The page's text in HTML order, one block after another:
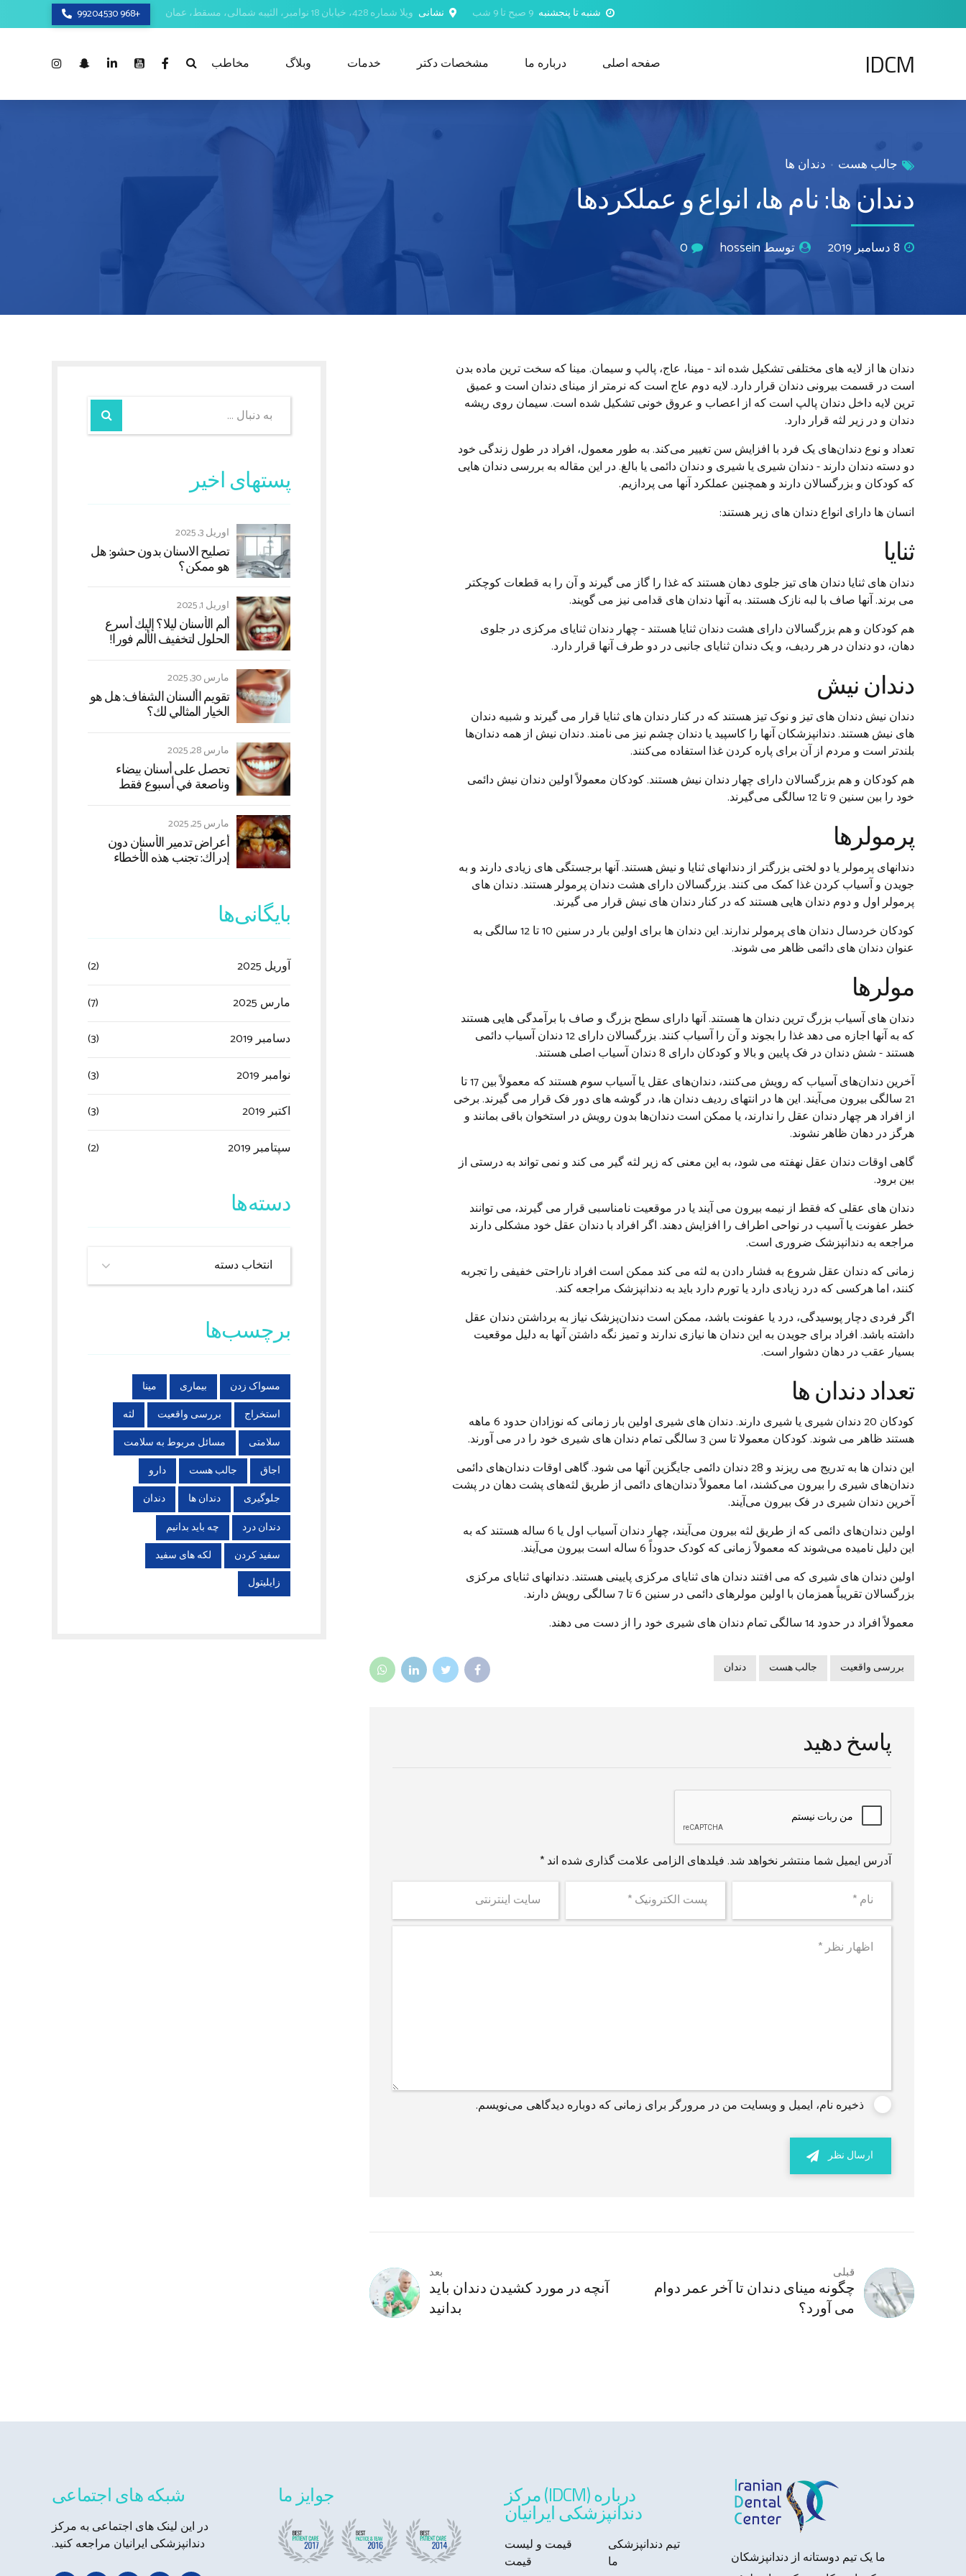
شنبه تا پنجشنبه 9 صبح تا 9 شب نشانی ویلا شماره 428، خیابان 18 نوامبر، الثیبه شمالی، مسقط، عمان +968 99204530
IDCM صفحه اصلی درباره ما مشخصات دکتر خدمات وبلاگ مخاطب
جالب هست دندان ها
دندان ها: نام ها، انواع و عملکردها
8 دسامبر 2019 توسط hossein 0
دندان ها از لایه های مختلفی تشکیل شده اند - مینا، عاج، پالپ و سیمان. مینا که سخت ترین ماده بدن
است در قسمت بیرونی دندان قرار دارد. لایه دوم عاج است که نرمتر از مینای دندان است و عمیق
ترین لایه داخل دندان پالپ است که از اعصاب و عروق خونی تشکیل شده است. سیمان روی ریشه
دندان و در زیر لثه قرار دارد.
تعداد و نوع دندان‌های یک فرد با افزایش سن تغییر می‌کند. به طور معمول، افراد در طول زندگی خود
دو دسته دندان دارند - دندان شیری یا شیری و دندان دائمی یا بالغ. در این مقاله به بررسی دندان هایی
که کودکان و بزرگسالان دارند و همچنین عملکرد آنها می پردازیم.
انسان ها دارای انواع دندان های زیر هستند:
ثنایا
دندان های ثنایا دندان های تیز جلوی دهان هستند که غذا را گاز می گیرند و آن را به قطعات کوچکتر
می برند. آنها صاف با لبه نازک هستند. به آنها دندان های قدامی نیز می گویند.
هم کودکان و هم بزرگسالان دارای هشت دندان ثنایا هستند - چهار دندان ثنایای مرکزی در جلوی
دهان، دو دندان در هر ردیف، و یک دندان ثنایای جانبی در دو طرف آنها قرار دارد.
دندان نیش
دندان نیش دندان های تیز و نوک تیز هستند که در کنار دندان های ثنایا قرار می گیرند و شبیه دندان
های نیش هستند. دندانپزشکان آنها را کاسپید یا دندان چشم نیز می نامند. دندان نیش از همه دندان‌ها
بلندتر است و مردم از آن برای پاره کردن غذا استفاده می‌کنند.
هم کودکان و هم بزرگسالان دارای چهار دندان نیش هستند. کودکان معمولاً اولین دندان نیش دائمی
خود را بین سنین 9 تا 12 سالگی می‌گیرند.
پرمولرها
دندانهای پرمولر یا دو لختی بزرگتر از دندانهای ثنایا و نیش هستند. آنها برجستگی های زیادی دارند و به
جویدن و آسیاب کردن غذا کمک می کنند. بزرگسالان دارای هشت دندان پرمولر هستند. دندان های
پرمولر اول و دوم دندان هایی هستند که در کنار دندان های نیش قرار می گیرند.
کودکان خردسال دندان های پرمولر ندارند. این دندان ها برای اولین بار در سنین 10 تا 12 سالگی به
عنوان دندان های دائمی ظاهر می شوند.
مولرها
دندان های آسیاب بزرگ ترین دندان ها هستند. آنها دارای سطح بزرگ و صاف با برآمدگی هایی هستند
که به آنها اجازه می دهد غذا را بجوند و آن را آسیاب کنند. بزرگسالان دارای 12 دندان آسیاب دائمی
هستند - شش دندان در فک پایین و بالا و کودکان دارای 8 دندان آسیاب اصلی هستند.
آخرین دندان‌های آسیاب که رویش می‌کنند، دندان‌های عقل یا آسیاب سوم هستند که معمولاً بین 17 تا
21 سالگی بیرون می‌آیند. این ها در انتهای ردیف دندان ها، در گوشه های دور فک قرار می گیرند. برخی
از افراد هر چهار دندان عقل را ندارند، یا ممکن است دندان‌ها بدون رویش در استخوان باقی بمانند و
هرگز در دهان ظاهر نشوند.
گاهی اوقات دندان عقل نهفته می شود، به این معنی که زیر لثه گیر می کند و نمی تواند به درستی از
بین برود.
دندان های عقلی که فقط از نیمه بیرون می آیند یا در موقعیت نامناسبی قرار می گیرند، می توانند
خطر عفونت یا آسیب در نواحی اطراف را افزایش دهند. اگر افراد با دندان عقل خود مشکلی دارند
مراجعه به دندانپزشک ضروری است.
زمانی که دندان عقل شروع به فشار دادن به لثه می کند ممکن است افراد ناراحتی خفیفی را تجربه
کنند، اما هرکسی که درد زیادی دارد یا تورم دارد باید به دندانپزشک مراجعه کند.
اگر فردی دچار پوسیدگی، درد یا عفونت باشد، ممکن است دندان‌پزشک نیاز به برداشتن دندان عقل
داشته باشد. افراد برای جویدن به این دندان ها نیازی ندارند و تمیز نگه داشتن آنها به دلیل موقعیت
بسیار عقب در دهان دشوار است.
تعداد دندان ها
کودکان 20 دندان شیری یا شیری دارند. دندان های شیری اولین بار زمانی که نوزادان حدود 6 ماهه
هستند ظاهر می شوند. کودکان معمولا تا سن 3 سالگی تمام دندان های شیری خود را در می آورند.
این دندان ها به تدریج می ریزند و 28 دندان دائمی جایگزین آنها می شود. گاهی اوقات دندان‌های دائمی
دندان‌های شیری را بیرون می‌کشند، اما معمولاً دندان‌های دائمی از طریق لثه‌های پشت دهان در پشت
آخرین دندان شیری در فک بیرون می‌آیند.
اولین دندان‌های دائمی که از طریق لثه بیرون می‌آیند، چهار دندان آسیاب اول یا 6 ساله هستند که به
این دلیل نامیده می‌شوند که معمولاً زمانی که کودک حدوداً 6 ساله است بیرون می‌آیند.
اولین دندان های شیری که می افتند دندان های ثنایای مرکزی پایینی هستند. دندانهای ثنایای مرکزی
بزرگسالان تقریباً همزمان با اولین مولرهای دائمی در سنین 6 تا 7 سالگی رویش دارند.
معمولاً افراد در حدود 14 سالگی تمام دندان های شیری خود را از دست می دهند.
بررسی واقعیت جالب هست دندان
پاسخ دهید
آدرس ایمیل شما منتشر نخواهد شد. فیلدهای الزامی علامت گذاری شده اند *
ذخیره نام، ایمیل و وبسایت من در مرورگر برای زمانی که دوباره دیدگاهی می‌نویسم.
ارسال نظر
قبلی
چگونه مینای دندان تا آخر عمر دوام
می آورد؟
بعد
آنچه در مورد کشیدن دندان باید
بدانید
پستهای اخیر
آوریل 3, 2025
تصلیح الاسنان بدون حشو: هل
هو ممکن؟
آوریل 1, 2025
ألم الأسنان لیلا؟ إليك أسرع
الحلول لتخفيف الألم فورا!
مارس 30, 2025
تقويم األسنان الشفاف: هل هو
الخيار المثالي لك؟
مارس 28, 2025
تحصل على أسنان بيضاء
وناصعة في أسبوع فقط
مارس 25, 2025
أعراض تدمير الأسنان دون
إدراك: تجنب هذه الأخطاء
بایگانی‌ها
آوریل 2025
(2)
مارس 2025
(7)
دسامبر 2019
(3)
نوامبر 2019
(3)
اکتبر 2019
(3)
سپتامبر 2019
(2)
دسته‌ها
انتخاب دسته
برچسب‌ها
مسواک زدن بیماری
مینا
استخراج
بررسی واقعیت
لثه
سلامتی
مسائل مربوط به سلامت
اجاق
جالب هست
دارو
جلوگیری
دندان ها
دندان
دندان درد
چه باید بدانیم
سفید کردن
لکه های سفید
زایلیتول
ما یک تیم دوستانه از دندانپزشکان
درباره (IDCM) مرکز
دندانپزشکی ایرانیان
تیم دندانپزشکی
ما
قیمت و لیست
قیمت
جوایز ما شبکه های اجتماعی
در این لینک های اجتماعی به مرکز
دندانپزشکی ایرانیان مراجعه کنید.